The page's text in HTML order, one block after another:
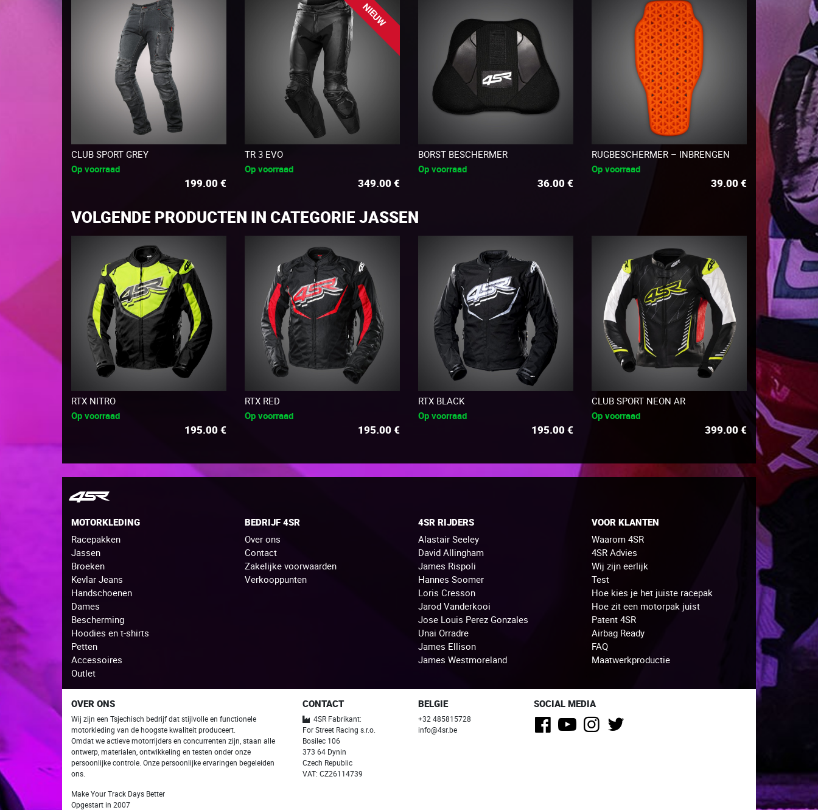
CLUB SPORT GREY
Op voorraad
199.00€
NIEUW
TR 3 EVO
Op voorraad
349.00€
BORST BESCHERMER
Op voorraad
36.00€
RUGBESCHERMER – INBRENGEN
Op voorraad
39.00€
VOLGENDE PRODUCTEN IN CATEGORIE JASSEN
RTX NITRO
Op voorraad
195.00€
RTX RED
Op voorraad
195.00€
RTX BLACK
Op voorraad
195.00€
CLUB SPORT NEON AR
Op voorraad
399.00€
MOTORKLEDING
Racepakken
Jassen
Broeken
Kevlar Jeans
Handschoenen
Dames
Bescherming
Hoodies en t-shirts
Petten
Accessoires
Outlet
BEDRIJF 4SR
Over ons
Contact
Zakelijke voorwaarden
Verkooppunten
4SR RIJDERS
Alastair Seeley
David Allingham
James Rispoli
Hannes Soomer
Loris Cresson
Jarod Vanderkooi
Jose Louis Perez Gonzales
Unai Orradre
James Ellison
James Westmoreland
VOOR KLANTEN
Waarom 4SR
4SR Advies
Wij zijn eerlijk
Test
Hoe kies je het juiste racepak
Hoe zit een motorpak juist
Patent 4SR
Airbag Ready
FAQ
Maatwerkproductie
OVER ONS
Wij zijn een Tsjechisch bedrijf dat stijlvolle en functionele
motorkleding van de hoogste kwaliteit produceert.
Omdat we actieve motorrijders en concurrenten zijn, staan ​​alle
ontwerp, materialen, ontwikkeling en testen onder onze
persoonlijke controle. Onze persoonlijke ervaringen begeleiden
ons.
Make Your Track Days Better
Opgestart in 2007
CONTACT
4SR Fabrikant:
For Street Racing s.r.o.
Bosilec 106
373 64 Dynin
Czech Republic
VAT: CZ26114739
BELGIE
+32 485815728
info@4sr.be
SOCIAL MEDIA